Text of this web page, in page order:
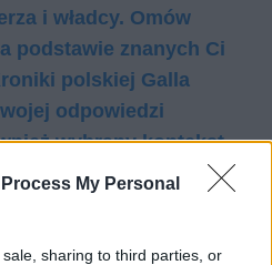
My Personal
sharing to third parties, or
i władcy. Omów
podstawie znanych Ci
polskiej Galla
odpowiedzi
wybrany kontekst.
– plan wydarzeń